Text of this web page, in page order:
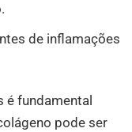
de inflamações
é fundamental
pode ser